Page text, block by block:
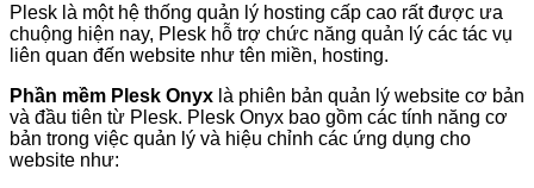
Plesk là một hệ thống quản lý hosting cấp cao rất được ưa
chuộng hiện nay, Plesk hỗ trợ chức năng quản lý các tác vụ
liên quan đến website như tên miền, hosting.
Phần mềm Plesk Onyx là phiên bản quản lý website cơ bản
và đầu tiên từ Plesk. Plesk Onyx bao gồm các tính năng cơ
bản trong việc quản lý và hiệu chỉnh các ứng dụng cho
website như: